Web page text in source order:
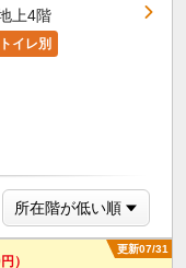
上4階
イレ別
更新07/31
）